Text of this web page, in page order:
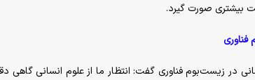
بیشتری صورت گیرد.
در زیست‌بوم فناوری گفت: انتظار ما از علوم انسانی